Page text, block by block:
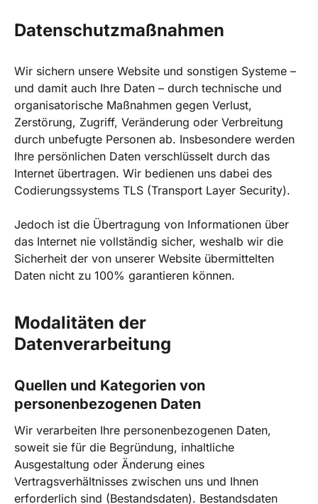
Datenschutzmaßnahmen
Wir sichern unsere Website und sonstigen Systeme –
und damit auch Ihre Daten – durch technische und
organisatorische Maßnahmen gegen Verlust,
Zerstörung, Zugriff, Veränderung oder Verbreitung
durch unbefugte Personen ab. Insbesondere werden
Ihre persönlichen Daten verschlüsselt durch das
Internet übertragen. Wir bedienen uns dabei des
Codierungssystems TLS (Transport Layer Security).
Jedoch ist die Übertragung von Informationen über
das Internet nie vollständig sicher, weshalb wir die
Sicherheit der von unserer Website übermittelten
Daten nicht zu 100% garantieren können.
Modalitäten der
Datenverarbeitung
Quellen und Kategorien von
personenbezogenen Daten
Wir verarbeiten Ihre personenbezogenen Daten,
soweit sie für die Begründung, inhaltliche
Ausgestaltung oder Änderung eines
Vertragsverhältnisses zwischen uns und Ihnen
erforderlich sind (Bestandsdaten). Bestandsdaten